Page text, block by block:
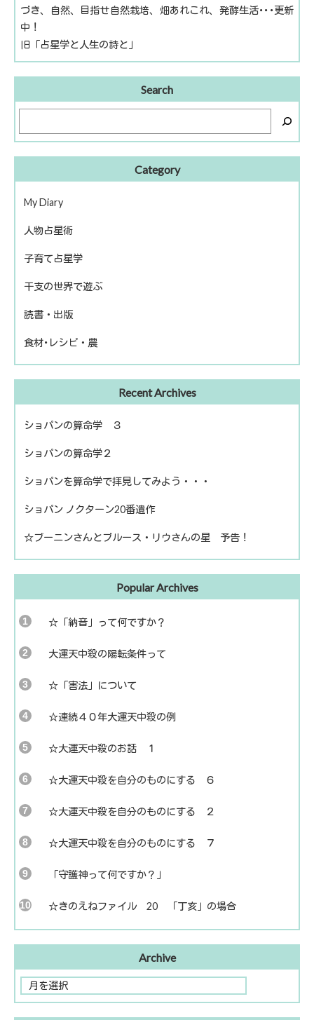
づき、自然、目指せ自然栽培、畑あれこれ、発酵生活･･･更新
中！
旧「占星学と人生の詩と」
Search
Category
My Diary
ピアノ再開
人物占星術
歴史上の人物
話題の人物
子育て占星学
干支の世界で遊ぶ
きのえねファイル
運命を左右する星について
読書・出版
冬のソナタ
食材･レシピ・農
Recent Archives
ショパンの算命学 ３
ショパンの算命学２
ショパンを算命学で拝見してみよう・・・
ショパン ノクターン20番遺作
☆ブーニンさんとブルース・リウさんの星 予告！
Popular Archives
☆「納音」って何ですか？
大運天中殺の陽転条件って
☆「害法」について
☆連続４０年大運天中殺の例
☆大運天中殺のお話 １
☆大運天中殺を自分のものにする ６
☆大運天中殺を自分のものにする ２
☆大運天中殺を自分のものにする ７
「守護神って何ですか？」
☆きのえねファイル 20 「丁亥」の場合
Archive